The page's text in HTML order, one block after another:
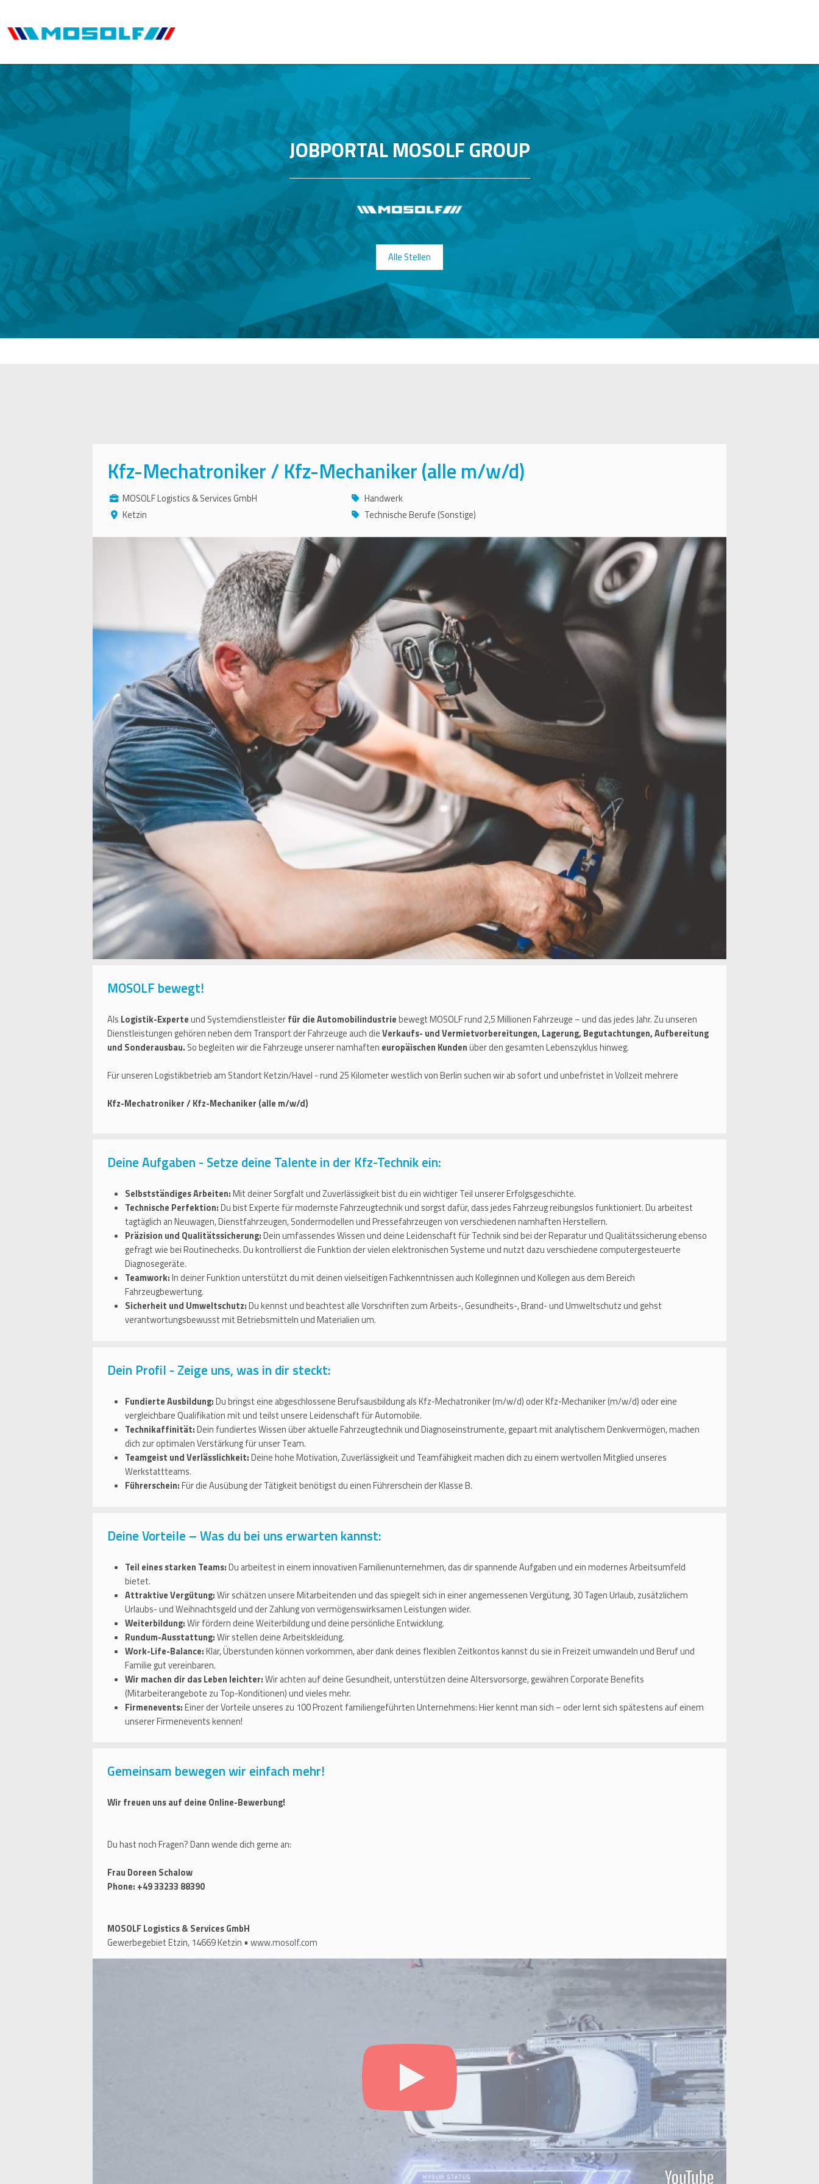
JOBPORTAL MOSOLF GROUP
Alle Stellen
Kfz-Mechatroniker / Kfz-Mechaniker (alle m/w/d)
MOSOLF Logistics & Services GmbH
Ketzin
Handwerk
Technische Berufe (Sonstige)
MOSOLF bewegt!
Als Logistik-Experteund Systemdienstleisterfür die Automobilindustriebewegt MOSOLF rund 2,5 Millionen Fahrzeuge – und das jedes Jahr. Zu unseren
Dienstleistungen gehören neben dem Transport der Fahrzeuge auch dieVerkaufs- und Vermietvorbereitungen, Lagerung, Begutachtungen, Aufbereitung
und Sonderausbau. So begleiten wir die Fahrzeuge unserer namhaften europäischen Kundenüber den gesamten Lebenszyklus hinweg.
Für unseren Logistikbetrieb am Standort Ketzin/Havel - rund 25 Kilometer westlich von Berlin suchen wir ab sofort und unbefristet in Vollzeit mehrere
Kfz-Mechatroniker / Kfz-Mechaniker (alle m/w/d)
Deine Aufgaben - Setze deine Talente in der Kfz-Technik ein:
Selbstständiges Arbeiten:Mit deiner Sorgfalt und Zuverlässigkeit bist du ein wichtiger Teil unserer Erfolgsgeschichte.
Technische Perfektion:Du bist Experte für modernste Fahrzeugtechnik und sorgst dafür, dass jedes Fahrzeug reibungslos funktioniert. Du arbeitest
tagtäglich an Neuwagen, Dienstfahrzeugen, Sondermodellen und Pressefahrzeugen von verschiedenen namhaften Herstellern.
Präzision und Qualitätssicherung:Dein umfassendes Wissen und deine Leidenschaft für Technik sind bei der Reparatur und Qualitätssicherung ebenso
gefragt wie bei Routinechecks. Du kontrollierst die Funktion der vielen elektronischen Systeme und nutzt dazu verschiedene computergesteuerte
Diagnosegeräte.
Teamwork:In deiner Funktion unterstützt du mit deinen vielseitigen Fachkenntnissen auch Kolleginnen und Kollegen aus dem Bereich
Fahrzeugbewertung.
Sicherheit und Umweltschutz:Du kennst und beachtest alle Vorschriften zum Arbeits-, Gesundheits-, Brand- und Umweltschutz und gehst
verantwortungsbewusst mit Betriebsmitteln und Materialien um.
Dein Profil - Zeige uns, was in dir steckt:
Fundierte Ausbildung:Du bringst eine abgeschlossene Berufsausbildung als Kfz-Mechatroniker (m/w/d) oder Kfz-Mechaniker (m/w/d) oder eine
vergleichbare Qualifikation mit und teilst unsere Leidenschaft für Automobile.
Technikaffinität:Dein fundiertes Wissen über aktuelle Fahrzeugtechnik und Diagnoseinstrumente, gepaart mit analytischem Denkvermögen, machen
dich zur optimalen Verstärkung für unser Team.
Teamgeist und Verlässlichkeit:Deine hohe Motivation, Zuverlässigkeit und Teamfähigkeit machen dich zu einem wertvollen Mitglied unseres
Werkstattteams.
Führerschein:Für die Ausübung der Tätigkeit benötigst du einen Führerschein der Klasse B.
Deine Vorteile – Was du bei uns erwarten kannst:
Teil eines starken Teams:Du arbeitest in einem innovativen Familienunternehmen, das dir spannende Aufgaben und ein modernes Arbeitsumfeld
bietet.
Attraktive Vergütung:Wir schätzen unsere Mitarbeitenden und das spiegelt sich in einer angemessenen Vergütung, 30 Tagen Urlaub, zusätzlichem
Urlaubs- und Weihnachtsgeld und der Zahlung von vermögenswirksamen Leistungen wider.
Weiterbildung:Wir fördern deine Weiterbildung und deine persönliche Entwicklung.
Rundum-Ausstattung:Wir stellen deine Arbeitskleidung.
Work-Life-Balance:Klar, Überstunden können vorkommen, aber dank deines flexiblen Zeitkontos kannst du sie in Freizeit umwandeln und Beruf und
Familie gut vereinbaren.
Wir machen dir das Leben leichter:Wir achten auf deine Gesundheit, unterstützen deine Altersvorsorge, gewähren Corporate Benefits
(Mitarbeiterangebote zu Top-Konditionen) und vieles mehr.
Firmenevents:Einer der Vorteile unseres zu 100 Prozent familiengeführten Unternehmens: Hier kennt man sich – oder lernt sich spätestens auf einem
unserer Firmenevents kennen!
Gemeinsam bewegen wir einfach mehr!
Wir freuen uns auf deine Online-Bewerbung!
Du hast noch Fragen? Dann wende dich gerne an:
Frau Doreen Schalow
Phone: +49 33233 88390
MOSOLF Logistics & Services GmbH
Gewerbegebiet Etzin, 14669 Ketzin • www.mosolf.com